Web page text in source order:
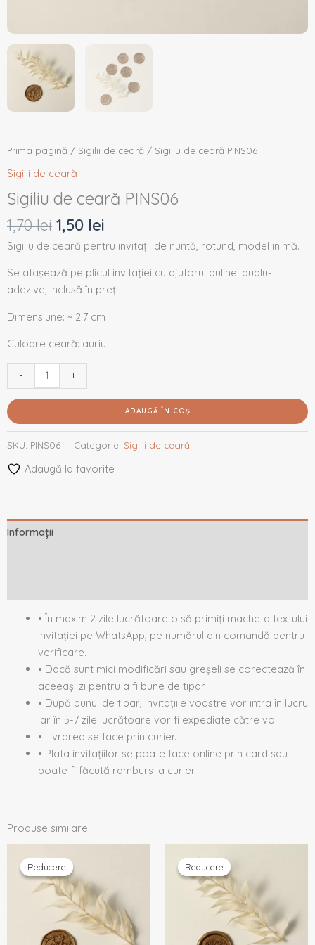
Prima pagină / Sigilii de ceară / Sigiliu de ceară PINS06
Sigilii de ceară
Sigiliu de ceară PINS06
1,70lei 1,50 lei
Sigiliu de ceară pentru invitații de nuntă, rotund, model inimă.
Se atașează pe plicul invitației cu ajutorul bulinei dublu-
adezive, inclusă în preț.
Dimensiune: ~ 2.7 cm
Culoare ceară: auriu
- +
ADAUGĂ ÎN COȘ
SKU: PINS06 Categorie: Sigilii de ceară
Adaugă la favorite
Informații
• În maxim 2 zile lucrătoare o să primiți macheta textului
invitației pe WhatsApp, pe numărul din comandă pentru
verificare.
• Dacă sunt mici modificări sau greșeli se corectează în
aceeași zi pentru a fi bune de tipar.
• După bunul de tipar, invitațiile voastre vor intra în lucru
iar în 5-7 zile lucrătoare vor fi expediate către voi.
• Livrarea se face prin curier.
• Plata invitațiilor se poate face online prin card sau
poate fi făcută ramburs la curier.
Produse similare
Reducere
Reducere
inițial
a
fost:
1,70 lei.
curent
este:
1,50 lei.
Reducere
Reducere
inițial
a
fost:
1,70 lei.
curent
este:
1,50 lei.